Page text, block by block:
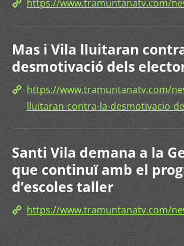
https://www.tramuntanatv.com/
Mas i Vila lluitaran
desmotivació dels
https://www.tramuntanatv.com/
lluitaran-contra-la-desmotivacio-
Santi Vila demana a la
que continuï amb el
d’escoles taller
https://www.tramuntanatv.com/